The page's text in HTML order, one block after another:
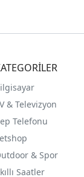
& Televizyon
Telefonu
& Spor
Saatler